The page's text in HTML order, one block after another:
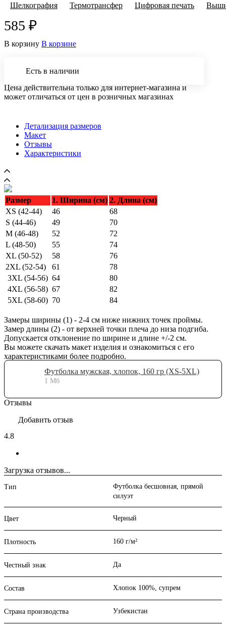
Шелкография
Термотрансфер Цифровая печать
585 ₽
В корзину В корзине
Есть в наличии
Цена действительна только для интернет-магазина и
может отличаться от цен в розничных магазинах
Детализация размеров
Макет
Отзывы
Характеристики
Размер 1. Ширина (см) 2. Длина (см)
XS (42-44)
46
68
S (44-46)
49
70
M (46-48)
52
72
L (48-50)
55
74
XL (50-52)
58
76
2XL (52-54)
61
78
3XL (54-56) 64
80
4XL (56-58) 67
82
5XL (58-60) 70 84
Замеры ширины (1) - 2-4 см ниже нижних точек проймы.
Замер длины (2) - от верхней точки плеча до низа подгиба.
Допускается отклонение по ширине и длине +/-2 см.
Вы можете скачать макет изделия и ознакомиться с его
характеристиками более подробно.
Футболка мужская, хлопок, 160 гр (XS-5XL)
1 Мб
Отзывы
Загрузка отзывов...
4.8
Добавить отзыв
Тип
Футболка бесшовная, прямой
силуэт
Цвет Черный
Плотность 160 г/м²
Честный знак Да
Состав Хлопок 100%, супрем
Страна производства Узбекистан